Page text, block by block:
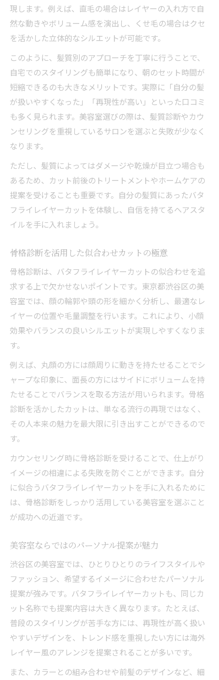
現します。例えば、直毛の場合はレイヤーの入れ方で自
然な動きやボリューム感を演出し、くせ毛の場合はクセ
を活かした立体的なシルエットが可能です。
このように、髪質別のアプローチを丁寧に行うことで、
自宅でのスタイリングも簡単になり、朝のセット時間が
短縮できるのも大きなメリットです。実際に「自分の髪
が扱いやすくなった」「再現性が高い」といった口コミ
も多く見られます。美容室選びの際は、髪質診断やカウ
ンセリングを重視しているサロンを選ぶと失敗が少なく
なります。
ただし、髪質によってはダメージや乾燥が目立つ場合も
あるため、カット前後のトリートメントやホームケアの
提案を受けることも重要です。自分の髪質にあったバタ
フライレイヤーカットを体験し、自信を持てるヘアスタ
イルを手に入れましょう。
骨格診断を活用した似合わせカットの極意
骨格診断は、バタフライレイヤーカットの似合わせを追
求する上で欠かせないポイントです。東京都渋谷区の美
容室では、顔の輪郭や頭の形を細かく分析し、最適なレ
イヤーの位置や毛量調整を行います。これにより、小顔
効果やバランスの良いシルエットが実現しやすくなりま
す。
例えば、丸顔の方には顔周りに動きを持たせることでシ
ャープな印象に、面長の方にはサイドにボリュームを持
たせることでバランスを取る方法が用いられます。骨格
診断を活かしたカットは、単なる流行の再現ではなく、
その人本来の魅力を最大限に引き出すことができるので
す。
カウンセリング時に骨格診断を受けることで、仕上がり
イメージの相違による失敗を防ぐことができます。自分
に似合うバタフライレイヤーカットを手に入れるために
は、骨格診断をしっかり活用している美容室を選ぶこと
が成功への近道です。
美容室ならではのパーソナル提案が魅力
渋谷区の美容室では、ひとりひとりのライフスタイルや
ファッション、希望するイメージに合わせたパーソナル
提案が強みです。バタフライレイヤーカットも、同じカ
ット名称でも提案内容は大きく異なります。たとえば、
普段のスタイリングが苦手な方には、再現性が高く扱い
やすいデザインを、トレンド感を重視したい方には海外
レイヤー風のアレンジを提案されることが多いです。
また、カラーとの組み合わせや前髪のデザインなど、細